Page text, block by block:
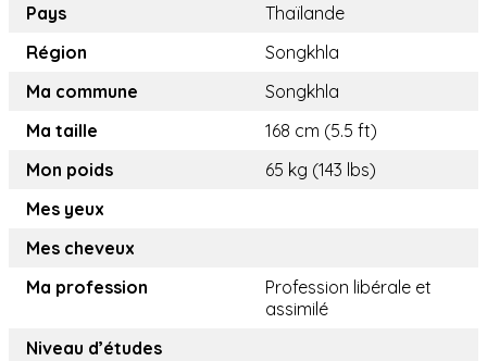
Pays
Thaïlande
Région
Songkhla
Ma commune
Songkhla
Ma taille
168 cm (5.5 ft)
Mon poids
65 kg (143 lbs)
Mes yeux
Mes cheveux
Ma profession
Profession libérale et
assimilé
Niveau d’études